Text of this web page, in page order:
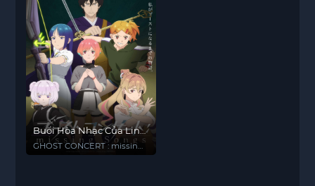
Buổi Hòa Nhạc Của Linh
Hồn
GHOST CONCERT : missing